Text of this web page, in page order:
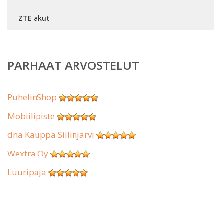
ZTE akut
PARHAAT ARVOSTELUT
PuhelinShop
Mobiilipiste
dna Kauppa Siilinjärvi
Wextra Oy
Luuripaja